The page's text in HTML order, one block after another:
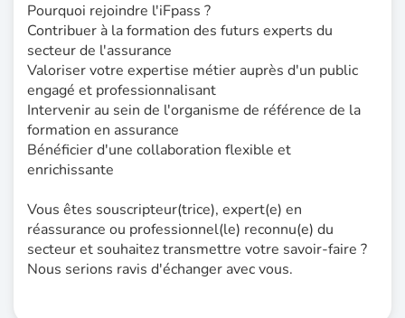
Pourquoi rejoindre l'iFpass ?
Contribuer à la formation des futurs experts du
secteur de l'assurance
Valoriser votre expertise métier auprès d'un public
engagé et professionnalisant
Intervenir au sein de l'organisme de référence de la
formation en assurance
Bénéficier d'une collaboration flexible et
enrichissante
Vous êtes souscripteur(trice), expert(e) en
réassurance ou professionnel(le) reconnu(e) du
secteur et souhaitez transmettre votre savoir-faire ?
Nous serions ravis d'échanger avec vous.